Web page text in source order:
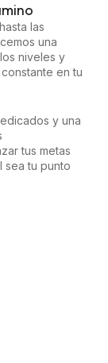
las
una
niveles y
en tu
y una
tus metas
sea tu punto